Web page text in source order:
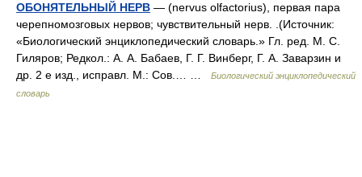
ОБОНЯТЕЛЬНЫЙ НЕРВ — (nervus olfactorius), первая пара
черепномозговых нервов; чувствительный нерв. .(Источник:
«Биологический энциклопедический словарь.» Гл. ред. М. С.
Гиляров; Редкол.: А. А. Бабаев, Г. Г. Винберг, Г. А. Заварзин и
др. 2 е изд., исправл. М.: Сов.… …
Биологический энциклопедический
словарь